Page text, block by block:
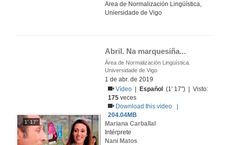
Area de Normalización Lingüística,
Uniersidade de Vigo
1' 17''
Abril. Na marquesiña...
Área de Normalización Lingüística.
Universidade de Vigo
1 de abr. de 2019
Vídeo
Español
(1' 17'') | Visto:
175 veces
Download this video |
204.04MB
Mariana Carballal
Intérprete
Nani Matos